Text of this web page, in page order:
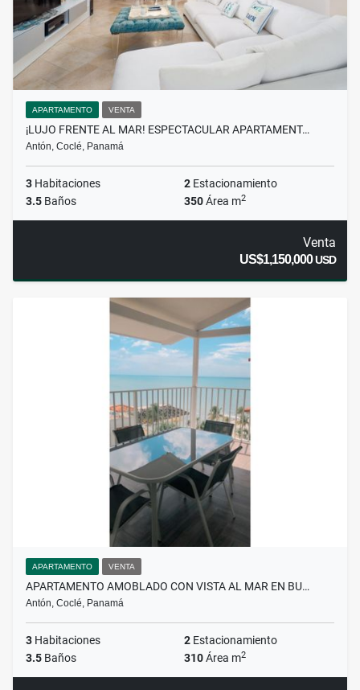
APARTAMENTO VENTA
¡LUJO FRENTE AL MAR! ESPECTACULAR APARTAMENT…
Antón, Coclé, Panamá
3 Habitaciones 2 Estacionamiento
3.5 Baños 350Área m2
Venta
US$1,150,000USD
APARTAMENTO VENTA
APARTAMENTO AMOBLADO CON VISTA AL MAR EN BU…
Antón, Coclé, Panamá
3 Habitaciones 2 Estacionamiento
3.5 Baños 310Área m2